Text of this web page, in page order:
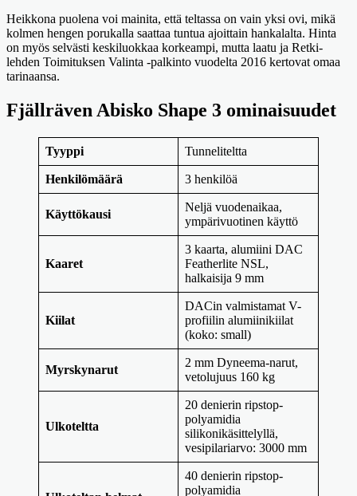
Heikkona puolena voi mainita, että teltassa on vain yksi ovi, mikä
kolmen hengen porukalla saattaa tuntua ajoittain hankalalta. Hinta
on myös selvästi keskiluokkaa korkeampi, mutta laatu ja Retki-
lehden Toimituksen Valinta -palkinto vuodelta 2016 kertovat omaa
tarinaansa.
Fjällräven Abisko Shape 3 ominaisuudet
Tyyppi Tunneliteltta
Henkilömäärä 3 henkilöä
Käyttökausi
Neljä vuodenaikaa,
ympärivuotinen käyttö
Kaaret
3 kaarta, alumiini DAC
Featherlite NSL,
halkaisija 9 mm
Kiilat
DACin valmistamat V-
profiilin alumiinikiilat
(koko: small)
Myrskynarut
2 mm Dyneema-narut,
vetolujuus 160 kg
Ulkoteltta
20 denierin ripstop-
polyamidia
silikonikäsittelyllä,
vesipilariarvo: 3000 mm
40 denierin ripstop-
polyamidia